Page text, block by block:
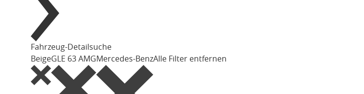
Fahrzeug-Detailsuche
BeigeGLE 63 AMGMercedes-BenzAlle Filter entfernen